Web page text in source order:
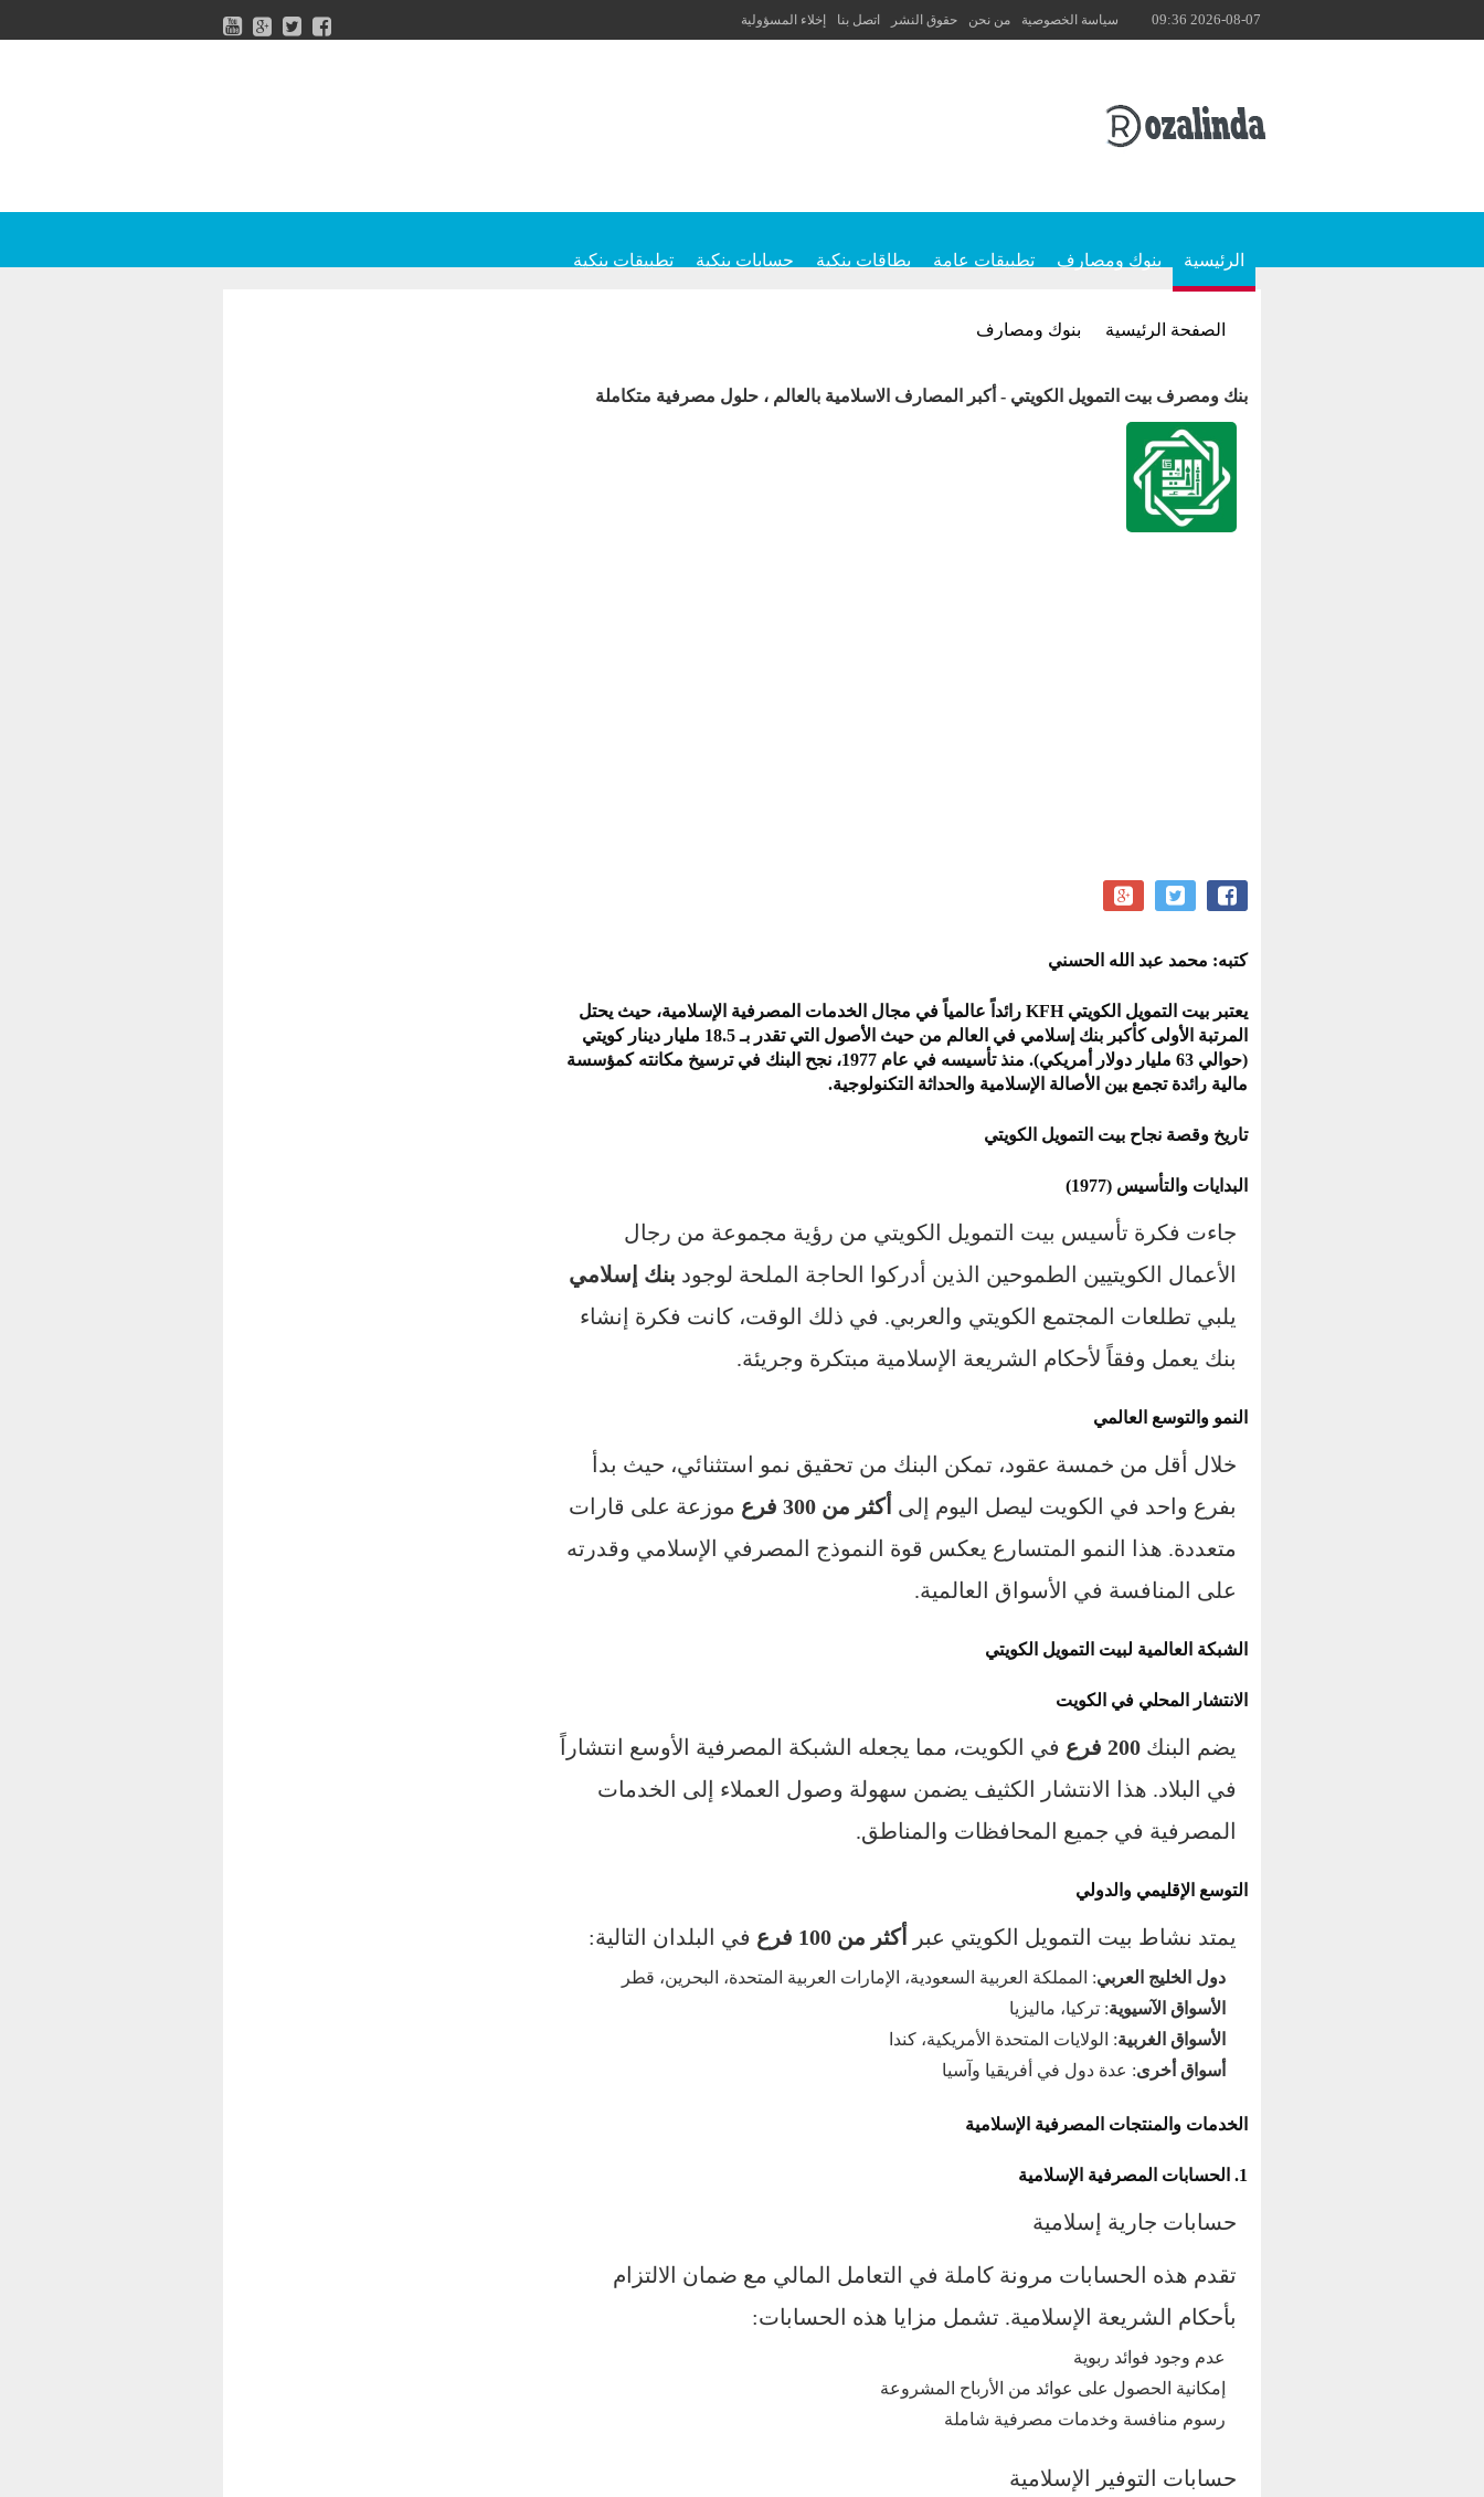
2026-08-07 09:36 سياسة الخصوصية من نحن حقوق النشر اتصل بنا إخلاء المسؤولية
الرئيسية بنوك ومصارف تطبيقات عامة بطاقات بنكية حسابات بنكية تطبيقات بنكية
الصفحة الرئيسية بنوك ومصارف
بنك ومصرف بيت التمويل الكويتي - أكبر المصارف الاسلامية بالعالم ، حلول مصرفية متكاملة
كتبه: محمد عبد الله الحسني
يعتبر بيت التمويل الكويتي KFH
رائداً عالمياً في مجال الخدمات المصرفية الإسلامية، حيث يحتل
المرتبة الأولى كأكبر بنك إسلامي في العالم من حيث الأصول التي تقدر بـ18.5 مليار دينار كويتي
(حوالي 63 مليار دولار أمريكي). منذ تأسيسه في عام 1977، نجح البنك في ترسيخ مكانته كمؤسسة
مالية رائدة تجمع بين الأصالة الإسلامية والحداثة التكنولوجية.
تاريخ وقصة نجاح بيت التمويل الكويتي
البدايات والتأسيس (1977)
جاءت فكرة تأسيس بيت التمويل الكويتي من رؤية مجموعة من رجال
الأعمال الكويتيين الطموحين الذين أدركوا الحاجة الملحة لوجود بنك إسلامي
يلبي تطلعات المجتمع الكويتي والعربي. في ذلك الوقت، كانت فكرة إنشاء
بنك يعمل وفقاً لأحكام الشريعة الإسلامية مبتكرة وجريئة.
النمو والتوسع العالمي
خلال أقل من خمسة عقود، تمكن البنك من تحقيق نمو استثنائي، حيث بدأ
بفرع واحد في الكويت ليصل اليوم إلى أكثر من 300 فرع
موزعة على قارات
متعددة. هذا النمو المتسارع يعكس قوة النموذج المصرفي الإسلامي وقدرته
على المنافسة في الأسواق العالمية.
الشبكة العالمية لبيت التمويل الكويتي
الانتشار المحلي في الكويت
يضم البنك 200 فرع
في الكويت، مما يجعله الشبكة المصرفية الأوسع انتشاراً
في البلاد. هذا الانتشار الكثيف يضمن سهولة وصول العملاء إلى الخدمات
المصرفية في جميع المحافظات والمناطق.
التوسع الإقليمي والدولي
يمتد نشاط بيت التمويل الكويتي عبر أكثر من 100 فرع في البلدان التالية:
دول الخليج العربي: المملكة العربية السعودية، الإمارات العربية المتحدة، البحرين، قطر
الأسواق الآسيوية: تركيا، ماليزيا
الأسواق الغربية: الولايات المتحدة الأمريكية، كندا
أسواق أخرى: عدة دول في أفريقيا وآسيا
الخدمات والمنتجات المصرفية الإسلامية
1. الحسابات المصرفية الإسلامية
حسابات جارية إسلامية
تقدم هذه الحسابات مرونة كاملة في التعامل المالي مع ضمان الالتزام
بأحكام الشريعة الإسلامية. تشمل مزايا هذه الحسابات:
عدم وجود فوائد ربوية
إمكانية الحصول على عوائد من الأرباح المشروعة
رسوم منافسة وخدمات مصرفية شاملة
حسابات التوفير الإسلامية